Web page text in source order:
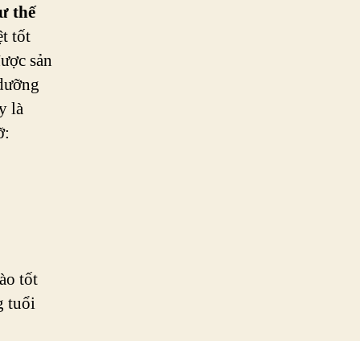
thế
tốt
sản
là
tốt
tuổi